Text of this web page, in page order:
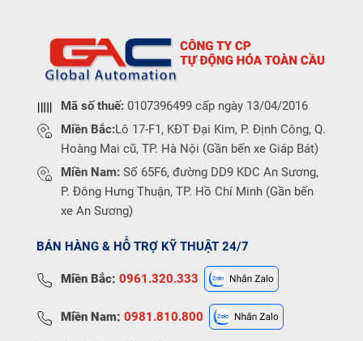
Mã số thuế: 0107396499 cấp ngày 13/04/2016
Miền Bắc:Lô 17-F1, KĐT Đại Kim, P. Định Công, Q.
Hoàng Mai cũ, TP. Hà Nội (Gần bến xe Giáp Bát)
Miền Nam: Số 65F6, đường DD9 KDC An Sương,
P. Đông Hưng Thuận, TP. Hồ Chí Minh (Gần bến
xe An Sương)
BÁN HÀNG & HỖ TRỢ KỸ THUẬT 24/7
Miền Bắc: 0961.320.333
Miền Nam: 0981.810.800